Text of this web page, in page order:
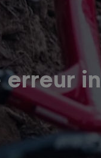
erreur